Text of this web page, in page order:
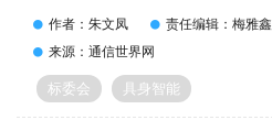
作者：朱文凤 责任编辑：梅雅鑫
来源：通信世界网
标委会 具身智能